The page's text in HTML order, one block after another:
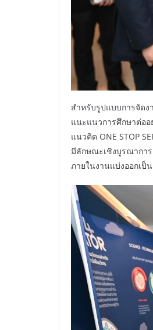
สำหรับรูปแบบการจัดง
แนะแนวการศึกษาต่ออ
แนวคิด ONE STOP
มีลักษณะเชิงบูรณาการ
ภายในงานแบ่งออกเป็